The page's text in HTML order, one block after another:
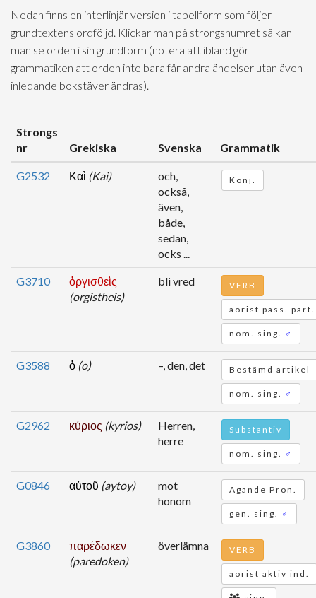
Nedan finns en interlinjär version i tabellform som följer
grundtextens ordföljd. Klickar man på strongsnumret så kan
man se orden i sin grundform (notera att ibland gör
grammatiken att orden inte bara får andra ändelser utan även
inledande bokstäver ändras).
Strongs
nr
Grekiska Svenska Grammatik
G2532 Καὶ (Kai)
och,
också,
även,
både,
sedan,
ocks ...
Konj.
G3710
ὀργισθεὶς
(orgistheis)
bli vred VERB
aorist pass. part.
nom. sing. ♂
G3588 ὁ (o) –, den, det Bestämd artikel
nom. sing. ♂
G2962 κύριος (kyrios)
Herren,
herre
Substantiv
nom. sing. ♂
G0846 αὐτοῦ (aytoy)
mot
honom
Ägande Pron.
gen. sing. ♂
G3860
παρέδωκεν
(paredoken)
överlämna VERB
aorist aktiv ind.